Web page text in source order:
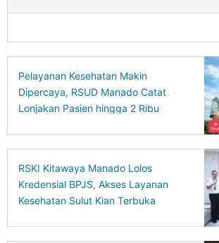
Pelayanan Kesehatan Makin
Dipercaya, RSUD Manado Catat
Lonjakan Pasien hingga 2 Ribu
RSKI Kitawaya Manado Lolos
Kredensial BPJS, Akses Layanan
Kesehatan Sulut Kian Terbuka